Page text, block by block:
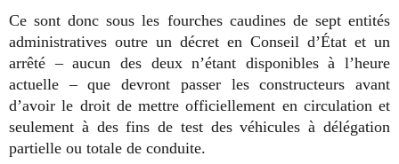
Ce sont donc sous les fourches caudines de sept entités
administratives outre un décret en Conseil d’État et un
arrêté – aucun des deux n’étant disponibles à l’heure
actuelle – que devront passer les constructeurs avant
d’avoir le droit de mettre officiellement en circulation et
seulement à des fins de test des véhicules à délégation
partielle ou totale de conduite.